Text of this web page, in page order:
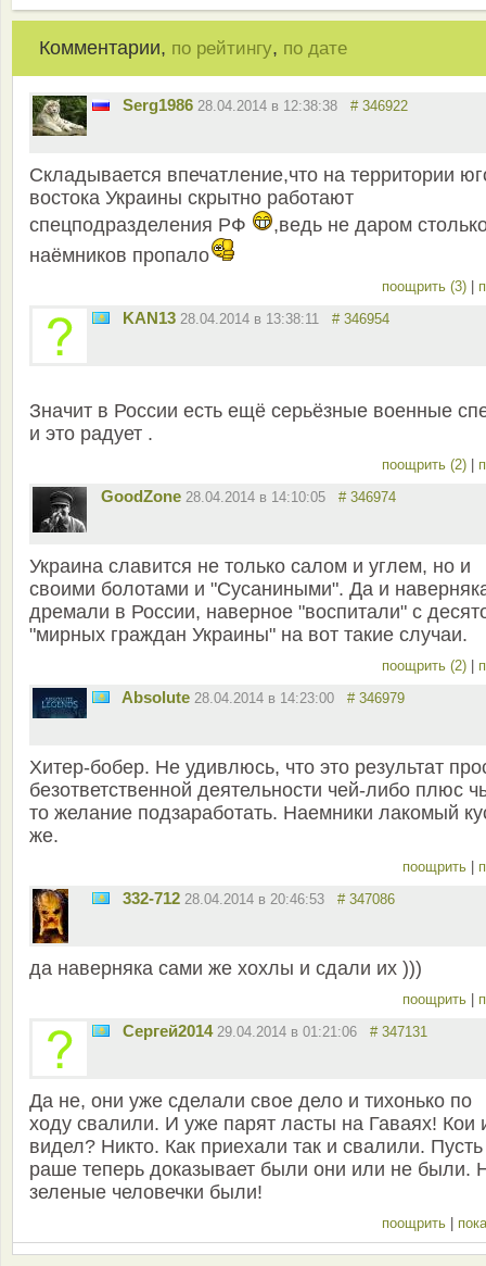
Комментарии, по рейтингу, по дате
Serg1986 28.04.2014 в 12:38:38 # 346922
Складывается впечатление,что на территории
востока Украины скрытно работают
спецподразделения РФ
,ведь не даром
наёмников пропало
поощрить (3)
KAN13 28.04.2014 в 13:38:11 # 346954
Значит в России есть ещё серьёзные военные
и это радует .
поощрить (2)
GoodZone 28.04.2014 в 14:10:05 # 346974
Украина славится не только салом и углем, но и
своими болотами и "Сусаниными". Да и
дремали в России, наверное "воспитали" с
"мирных граждан Украины" на вот такие случаи.
поощрить (2)
Absolute 28.04.2014 в 14:23:00 # 346979
Хитер-бобер. Не удивлюсь, что это результат
безответственной деятельности чей-либо плюс
то желание подзаработать. Наемники лакомый
же.
поощрить
332-712 28.04.2014 в 20:46:53 # 347086
да наверняка сами же хохлы и сдали их )))
поощрить
Сергей2014 29.04.2014 в 01:21:06 # 347131
Да не, они уже сделали свое дело и тихонько по
ходу свалили. И уже парят ласты на Гаваях! Кои
видел? Никто. Как приехали так и свалили. Пусть
раше теперь доказывает были они или не были.
зеленые человечки были!
поощрить